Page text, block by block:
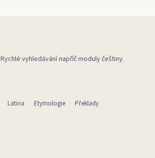
Rychlé vyhledávání napříč moduly češtiny.
Latina Etymologie
Překlady